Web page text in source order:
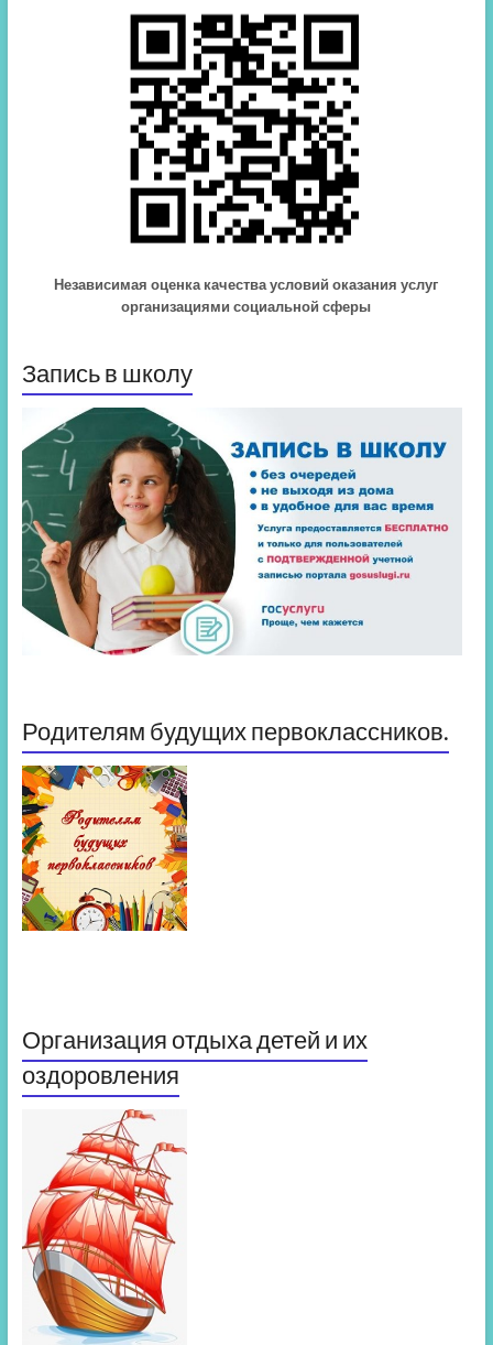
Независимая оценка качества условий оказания услуг
организациями социальной сферы
Запись в школу
Родителям будущих первоклассников.
Организация отдыха детей и их
оздоровления